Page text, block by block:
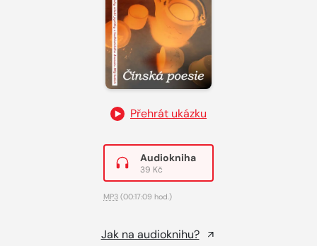
Přehrát ukázku
Audiokniha
39 Kč
MP3 (00:17:09 hod.)
Jak na audioknihu?